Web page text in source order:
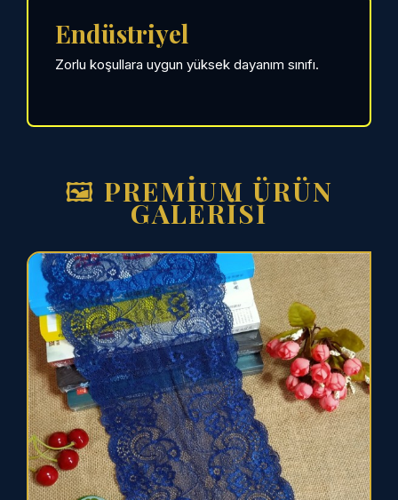
Endüstriyel
Zorlu koşullara uygun yüksek dayanım sınıfı.
🖼 PREMİUM ÜRÜN
GALERİSİ